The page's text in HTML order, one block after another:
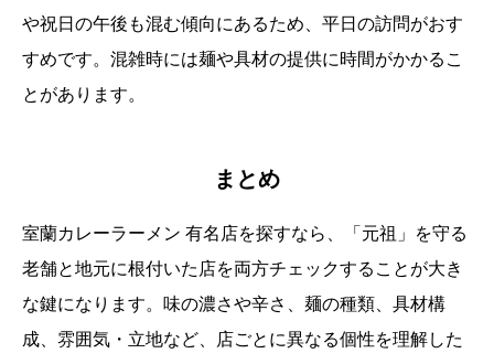
や祝日の午後も混む傾向にあるため、平日の訪問がおす
すめです。混雑時には麺や具材の提供に時間がかかるこ
とがあります。
まとめ
室蘭カレーラーメン 有名店を探すなら、「元祖」を守る
老舗と地元に根付いた店を両方チェックすることが大き
な鍵になります。味の濃さや辛さ、麺の種類、具材構
成、雰囲気・立地など、店ごとに異なる個性を理解した